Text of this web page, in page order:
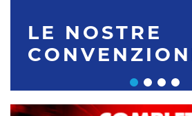
LE NOSTRE
CONVENZIONI